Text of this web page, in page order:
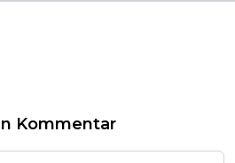
Kommentar